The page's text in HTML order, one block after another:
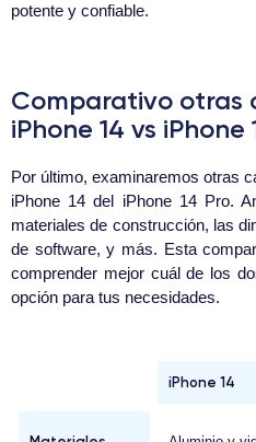
potente y confiable.
Comparativo otras
iPhone 14 vs iPhone
Por último, examinaremos otras
iPhone 14 del iPhone 14 Pro.
materiales de construcción, las
de software, y más. Esta
comprender mejor cuál de los
opción para tus necesidades.
iPhone 14